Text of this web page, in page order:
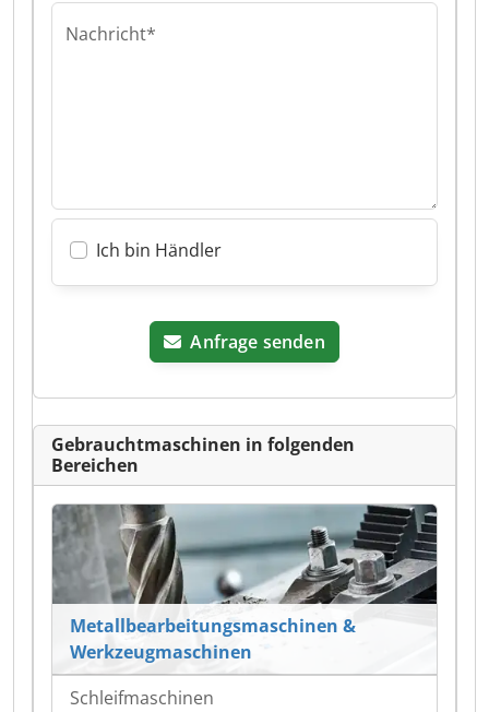
Nachricht*
Ich bin Händler
Anfrage senden
Gebrauchtmaschinen in folgenden
Bereichen
Metallbearbeitungsmaschinen &
Werkzeugmaschinen
Schleifmaschinen